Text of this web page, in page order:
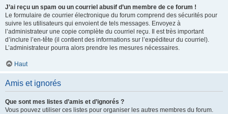
J’ai reçu un spam ou un courriel abusif d’un membre de ce forum !
Le formulaire de courrier électronique du forum comprend des sécurités pour
suivre les utilisateurs qui envoient de tels messages. Envoyez à
l’administrateur une copie complète du courriel reçu. Il est très important
d’inclure l’en-tête (il contient des informations sur l’expéditeur du courriel).
L’administrateur pourra alors prendre les mesures nécessaires.
Haut
Amis et ignorés
Que sont mes listes d’amis et d’ignorés ?
Vous pouvez utiliser ces listes pour organiser les autres membres du forum.